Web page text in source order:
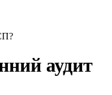
аудит